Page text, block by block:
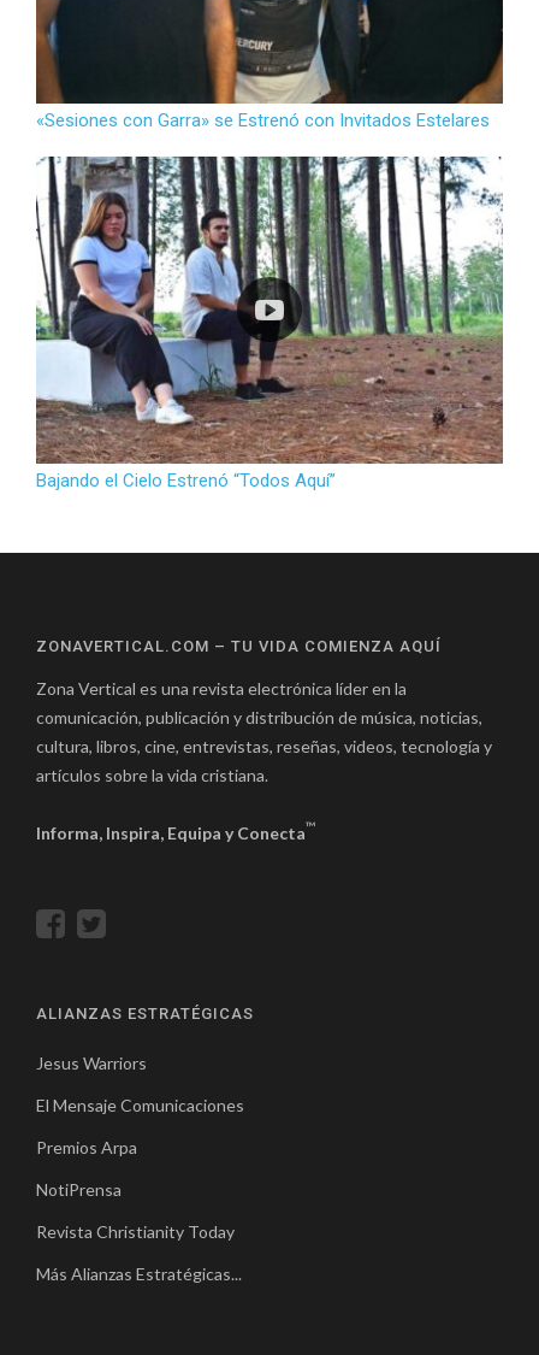
«Sesiones con Garra» se Estrenó con Invitados Estelares
Bajando el Cielo Estrenó “Todos Aquí”
ZONAVERTICAL.COM – TU VIDA COMIENZA AQUÍ
Zona Vertical es una revista electrónica líder en la
comunicación, publicación y distribución de música, noticias,
cultura, libros, cine, entrevistas, reseñas, videos, tecnología y
artículos sobre la vida cristiana.
Informa, Inspira, Equipa y Conecta™
ALIANZAS ESTRATÉGICAS
Jesus Warriors
El Mensaje Comunicaciones
Premios Arpa
NotiPrensa
Revista Christianity Today
Más Alianzas Estratégicas...